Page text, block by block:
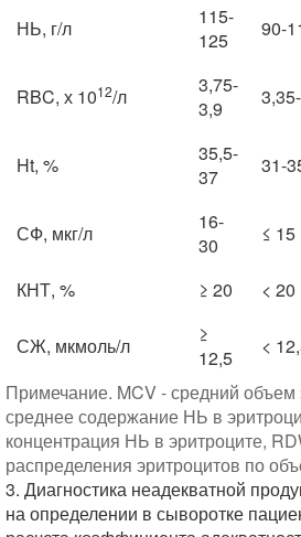
НЬ, г/л
115-
125
90-
RBC, х 1012/л
3,75-
3,9
Ht, %
35,5-
37
31-
СФ, мкг/л
16-
30
≤ 15
КНТ, % ≥ 20 < 20
СЖ, мкмоль/л
≥
12,5
<
Примечание. MCV - средний объем
среднее содержание НЬ в
концентрация НЬ в эритроците,
распределения эритроцитов по
3. Диагностика неадекватной
на определении в сыворотке